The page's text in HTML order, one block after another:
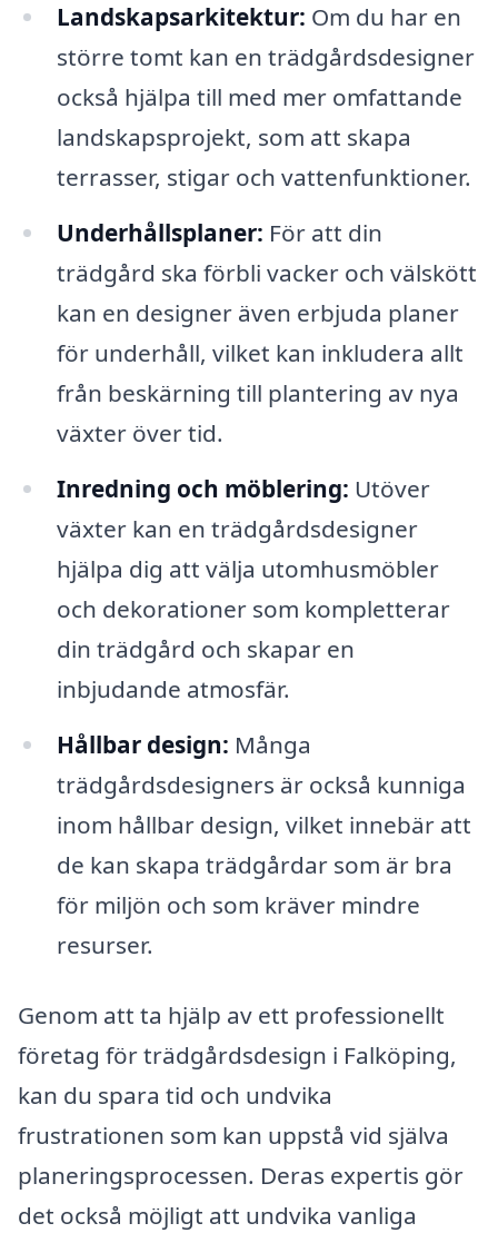
Landskapsarkitektur: Om du har en
större tomt kan en trädgårdsdesigner
också hjälpa till med mer omfattande
landskapsprojekt, som att skapa
terrasser, stigar och vattenfunktioner.
Underhållsplaner: För att din
trädgård ska förbli vacker och välskött
kan en designer även erbjuda planer
för underhåll, vilket kan inkludera allt
från beskärning till plantering av nya
växter över tid.
Inredning och möblering: Utöver
växter kan en trädgårdsdesigner
hjälpa dig att välja utomhusmöbler
och dekorationer som kompletterar
din trädgård och skapar en
inbjudande atmosfär.
Hållbar design: Många
trädgårdsdesigners är också kunniga
inom hållbar design, vilket innebär att
de kan skapa trädgårdar som är bra
för miljön och som kräver mindre
resurser.
Genom att ta hjälp av ett professionellt
företag för trädgårdsdesign i Falköping,
kan du spara tid och undvika
frustrationen som kan uppstå vid själva
planeringsprocessen. Deras expertis gör
det också möjligt att undvika vanliga